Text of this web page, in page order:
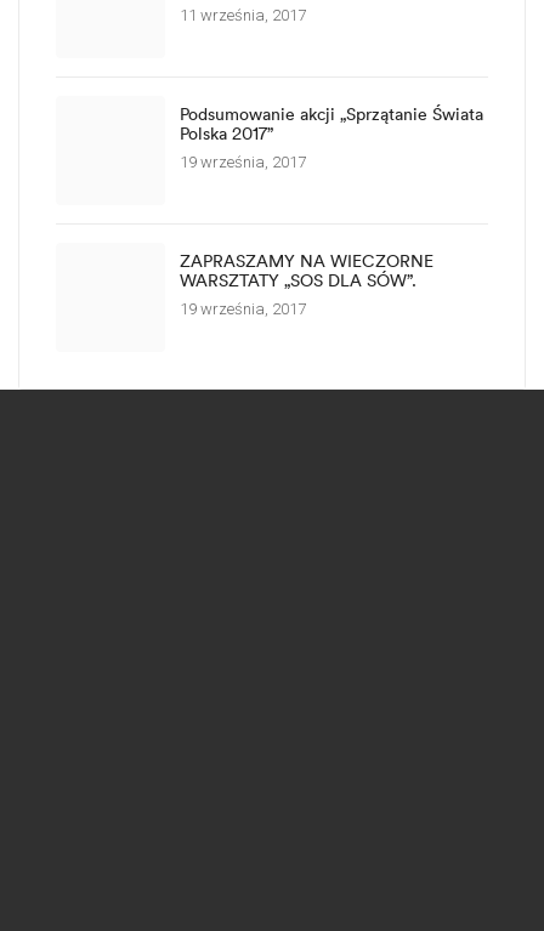
11 września, 2017
Podsumowanie akcji „Sprzątanie Świata
Polska 2017”
19 września, 2017
ZAPRASZAMY NA WIECZORNE
WARSZTATY „SOS DLA SÓW”.
19 września, 2017